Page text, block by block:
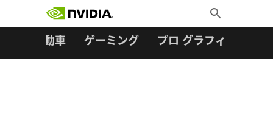
Toggle
Search
自動車 ゲーミング プロ グラフィックス